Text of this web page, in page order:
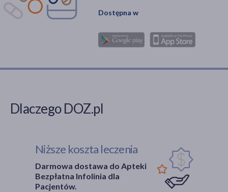
Dostępna w
Dlaczego DOZ.pl
Niższe koszta leczenia
Darmowa dostawa do Apteki
Bezpłatna Infolinia dla
Pacjentów.